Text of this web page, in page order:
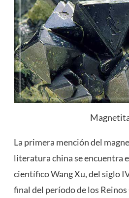
La primera mención del
literatura china se encuentra
científico Wang Xu, del siglo
final del período de los